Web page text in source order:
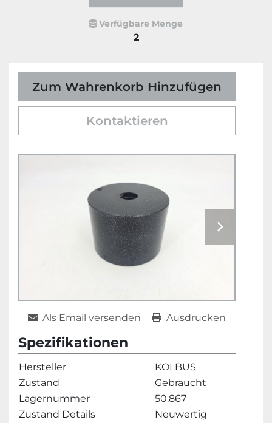
Verfügbare Menge
2
Zum Wahrenkorb Hinzufügen
Kontaktieren
Als Email versenden Ausdrucken
Spezifikationen
Hersteller
KOLBUS
Zustand
Gebraucht
Lagernummer
50.867
Zustand Details
Neuwertig